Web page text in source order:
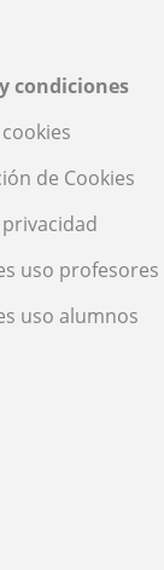
condiciones
de Cookies
uso profesores
uso alumnos